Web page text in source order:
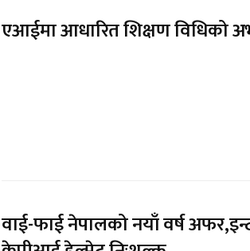
एआईमा आधारित शिक्षण विधिको
वाई-फाई नेपालको नयाँ वर्ष